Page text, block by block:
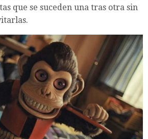
que se suceden una tras otra sin